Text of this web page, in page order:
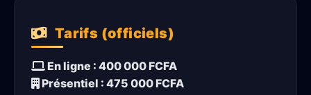
Tarifs (officiels)
En ligne : 400 000 FCFA
Présentiel : 475 000 FCFA